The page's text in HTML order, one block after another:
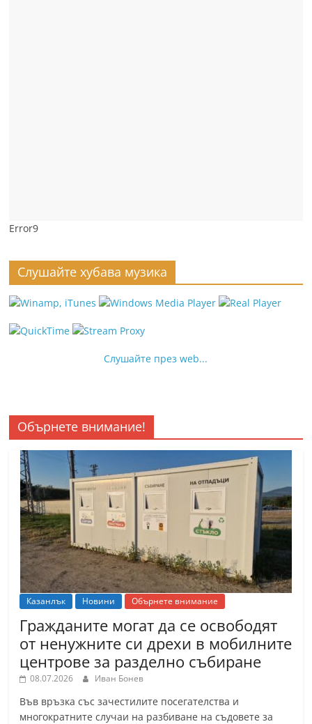
Error9
Слушайте хубава музика
Слушайте през web...
Обърнете внимание!
Казанлък Новини Обърнете внимание
Гражданите могат да се освободят
от ненужните си дрехи в мобилните
центрове за разделно събиране
08.07.2026 Иван Бонев
Във връзка със зачестилите посегателства и
многократните случаи на разбиване на съдовете за